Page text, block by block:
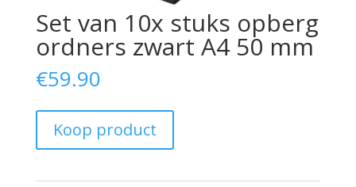
Set van 10x stuks opberg
ordners zwart A4 50 mm
€59.90
Koop product